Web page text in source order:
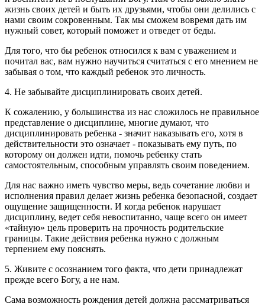
жизнь своих детей и быть их друзьями, чтобы они делились с
нами своим сокровенным. Так мы сможем вовремя дать им
нужный совет, который поможет и отведет от беды.
Для того, что бы ребенок относился к вам с уважением и
почитал вас, вам нужно научиться считаться с его мнением не
забывая о том, что каждый ребенок это личность.
4. Не забывайте дисциплинировать своих детей.
К сожалению, у большинства из нас сложилось не правильное
представление о дисциплине, многие думают, что
дисциплинировать ребенка - значит наказывать его, хотя в
действительности это означает - показывать ему путь, по
которому он должен идти, помочь ребенку стать
самостоятельным, способным управлять своим поведением.
Для нас важно иметь чувство меры, ведь сочетание любви и
исполнения правил делает жизнь ребенка безопасной, создает
ощущение защищенности. И когда ребенок нарушает
дисциплину, ведет себя невоспитанно, чаще всего он имеет
«тайную» цель проверить на прочность родительские
границы. Такие действия ребенка нужно с должным
терпением ему пояснять.
5. Живите с осознанием того факта, что дети принадлежат
прежде всего Богу, а не нам.
Сама возможность рождения детей должна рассматриваться